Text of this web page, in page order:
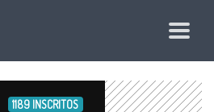
1189 INSCRITOS